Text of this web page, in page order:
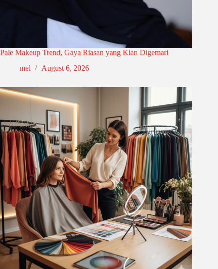
Pale Makeup Trend, Gaya Riasan yang Kian Digemari
mel
August 6, 2026